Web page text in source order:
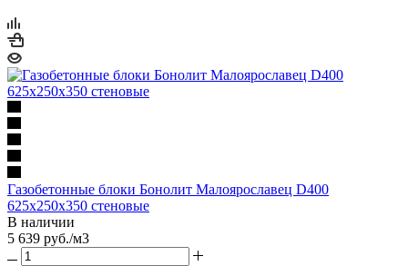
Газобетонные блоки Бонолит Малоярославец D400
625х250х350 стеновые
В наличии
5 639 руб./м3